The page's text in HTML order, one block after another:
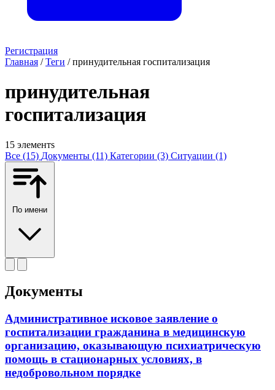
Регистрация
Главная / Теги / принудительная госпитализация
принудительная
госпитализация
15 элементs
Все (15) Документы (11) Категории (3) Ситуации (1)
По имени
Документы
Административное исковое заявление о
госпитализации гражданина в медицинскую
организацию, оказывающую психиатрическую
помощь в стационарных условиях, в
недобровольном порядке